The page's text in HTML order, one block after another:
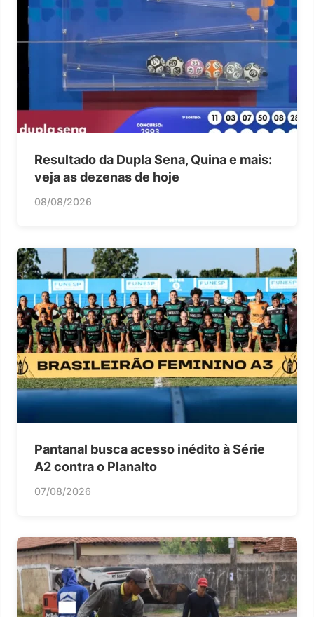
Resultado da Dupla Sena, Quina e mais:
veja as dezenas de hoje
08/08/2026
Pantanal busca acesso inédito à Série
A2 contra o Planalto
07/08/2026